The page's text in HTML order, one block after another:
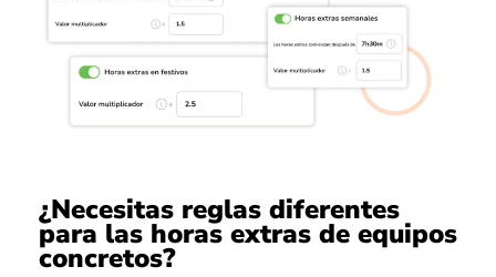
¿Necesitas reglas diferentes
para las horas extras de equipos
concretos?